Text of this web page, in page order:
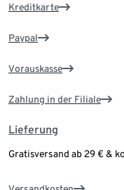
Kreditkarte
Paypal
Vorauskasse
Zahlung in der Filiale
Lieferung
Gratisversand ab 29 € &